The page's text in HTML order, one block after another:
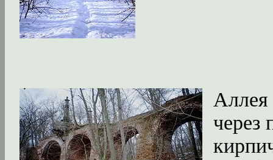
через